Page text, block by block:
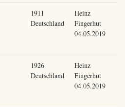
1911
Deutschland
Heinz
Fingerhut
04.05.2019
1926
Deutschland
Heinz
Fingerhut
04.05.2019